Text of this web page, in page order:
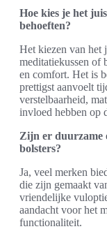
Hoe kies je het
behoeften?
Het kiezen van het
meditatiekussen of
en comfort. Het is
prettigst aanvoelt
verstelbaarheid,
invloed hebben op
Zijn er duurzame
bolsters?
Ja, veel merken
die zijn gemaakt
vriendelijke
aandacht voor het
functionaliteit.